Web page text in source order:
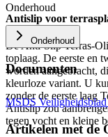
Antislip voor
De Anti-Slip Terras-
toplaag. De eerste en
worden aangebracht,
kleurloze variant. U
zonder de eerste laag
Antislip zou
tegen vocht en kleine
Onderhoud
Onderhoud
Documenten
MSDS Veiligheidsblad
Artikelen met de